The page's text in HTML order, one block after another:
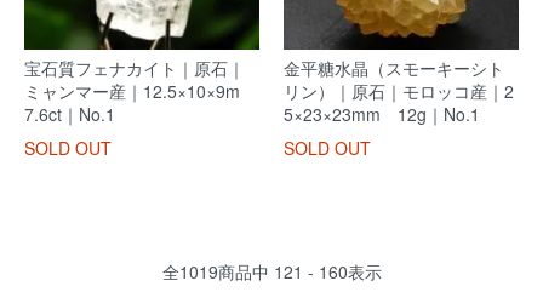
宝石質フェナカイト｜原石｜
ミャンマー産｜12.5×10×9m
7.6ct｜No.1
SOLD OUT
金平糖水晶（スモーキーシト
リン）｜原石｜モロッコ産｜2
5×23×23mm 12g｜No.1
SOLD OUT
全1019商品中 121 - 160表示